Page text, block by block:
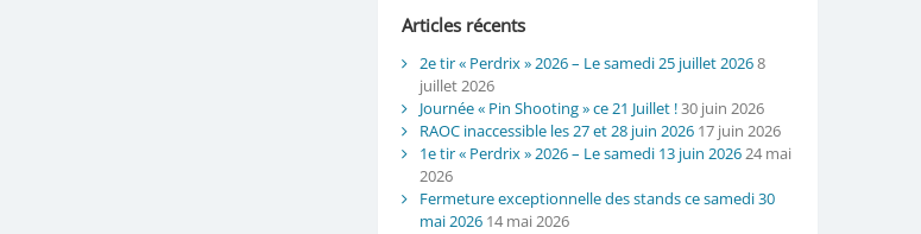
Articles récents
2e tir « Perdrix » 2026 – Le samedi 25 juillet 20268
juillet 2026
Journée « Pin Shooting » ce 21 Juillet !30 juin 2026
RAOC inaccessible les 27 et 28 juin 2026 17 juin 2026
1e tir « Perdrix » 2026 – Le samedi 13 juin 202624 mai
2026
Fermeture exceptionnelle des stands ce samedi 30
mai 2026 14 mai 2026